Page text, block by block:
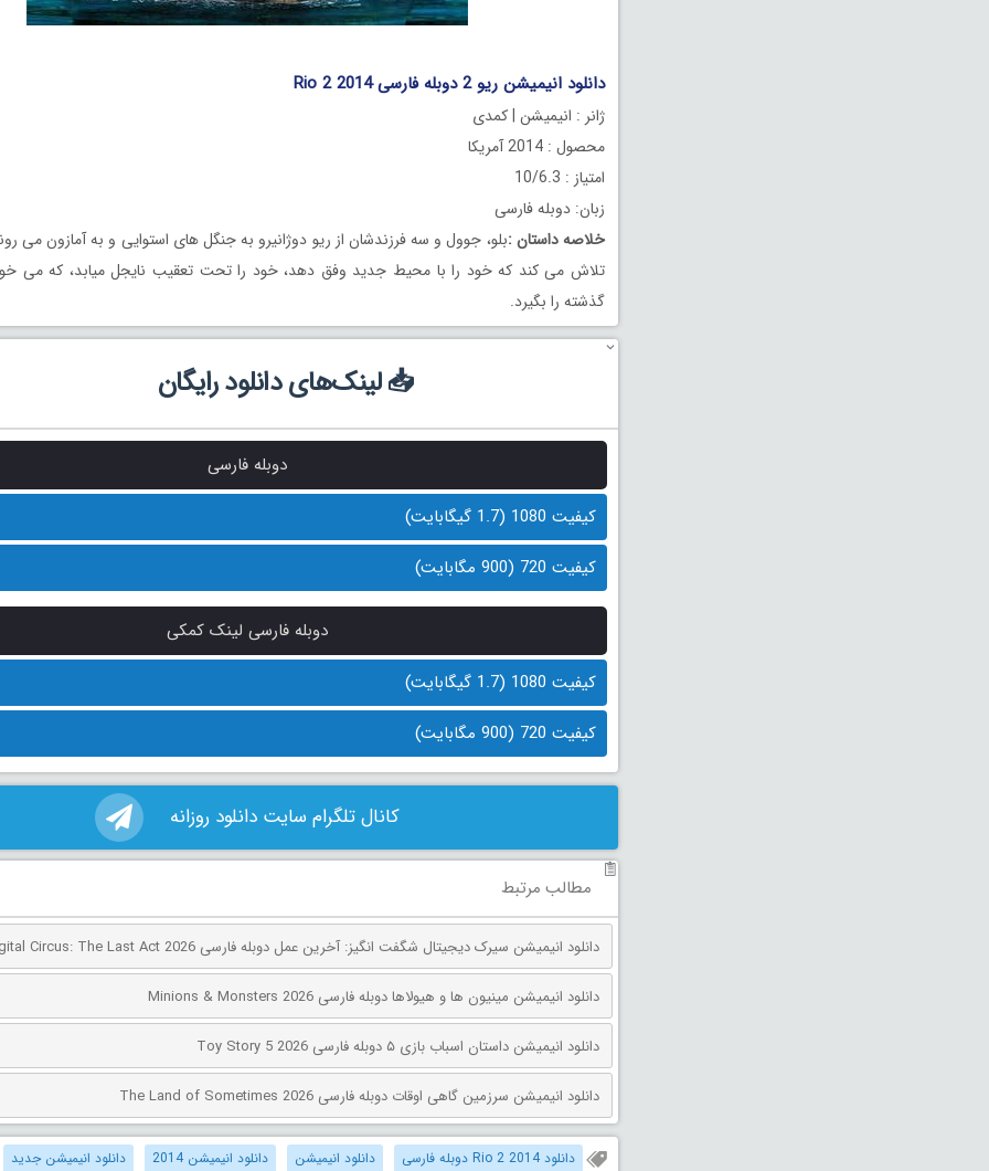
دانلود انیمیشن ریو 2 دوبله فارسی Rio 2 2014
ژانر : انیمیشن | کمدی
محصول : 2014 آمریکا
امتیاز : 10/6.3
زبان: دوبله فارسی
خلاصه داستان :بلو، جوول و سه فرزندشان از ریو دوژانیرو به جنگل های استوایی و به آمازون می
تلاش می کند که خود را با محیط جدید وفق دهد، خود را تحت تعقیب نایجل میابد، که می
گذشته را بگیرد.
📥 لینک‌های دانلود رایگان
دوبله فارسی
کیفیت 1080 (1.7 گیگابایت)
کیفیت 720 (900 مگابایت)
دوبله فارسی لینک کمکی
کیفیت 1080 (1.7 گیگابایت)
کیفیت 720 (900 مگابایت)
کانال تلگرام سایت دانلود روزانه
مطالب مرتبط
دانلود انیمیشن مینیون‌ ها و هیولاها دوبله فارسی Minions & Monsters 2026
دانلود انیمیشن داستان اسباب بازی ۵ دوبله فارسی Toy Story 5 2026
دانلود انیمیشن سرزمین گاهی اوقات دوبله فارسی The Land of Sometimes 2026
دانلود Rio 2 2014 دوبله فارسی دانلود انیمیشن دانلود انیمیشن 2014
دانلود انیمیشن جدید